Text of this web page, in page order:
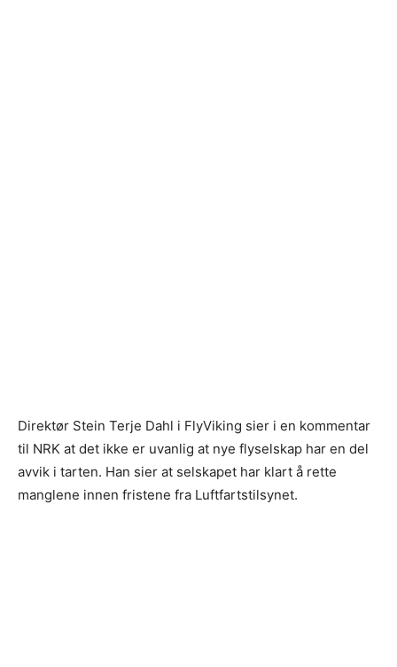
Direktør Stein Terje Dahl i FlyViking sier i en kommentar
til NRK at det ikke er uvanlig at nye flyselskap har en del
avvik i tarten. Han sier at selskapet har klart å rette
manglene innen fristene fra Luftfartstilsynet.